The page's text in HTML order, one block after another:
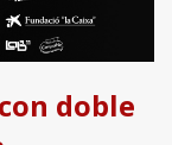
doble